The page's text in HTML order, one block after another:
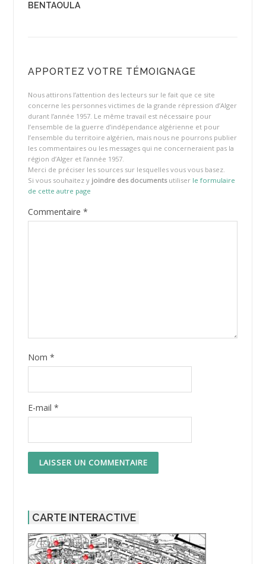
BENTAOULA
APPORTEZ VOTRE TÉMOIGNAGE
Nous attirons l’attention des lecteurs sur le fait que ce site
concerne les personnes victimes de la grande répression d’Alger
durant l’année 1957. Le même travail est nécessaire pour
l’ensemble de la guerre d’indépendance algérienne et pour
l’ensemble du territoire algérien, mais nous ne pourrons publier
les commentaires ou les messages qui ne concerneraient pas la
région d’Alger et l’année 1957.
Merci de préciser les sources sur lesquelles vous vous basez.
Si vous souhaitez y joindre des documentsutiliser le formulaire
de cette autre page
Commentaire *
Nom *
E-mail *
CARTE INTERACTIVE